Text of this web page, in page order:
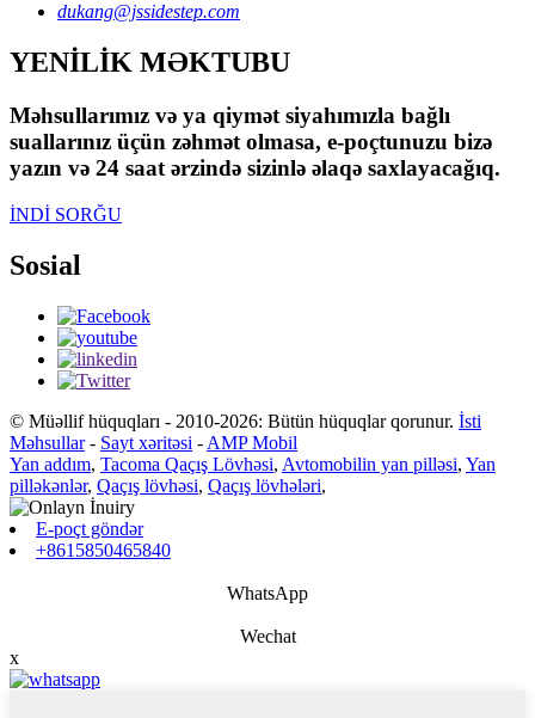
dukang@jssidestep.com
YENİLİK MƏKTUBU
Məhsullarımız və ya qiymət siyahımızla bağlı
suallarınız üçün zəhmət olmasa, e-poçtunuzu bizə
yazın və 24 saat ərzində sizinlə əlaqə saxlayacağıq.
İNDİ SORĞU
Sosial
© Müəllif hüquqları - 2010-2026: Bütün hüquqlar qorunur. İsti
Məhsullar- Sayt xəritəsi - AMP Mobil
Yan addım, Tacoma Qaçış Lövhəsi, Avtomobilin yan pilləsi, Yan
pilləkənlər, Qaçış lövhəsi, Qaçış lövhələri,
E-poçt göndər
+8615850465840
WhatsApp
Wechat
x